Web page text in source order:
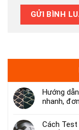
Hướng
nhanh,
Cách Test